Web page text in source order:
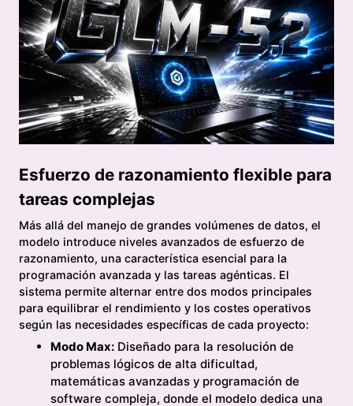
Esfuerzo de razonamiento flexible para
tareas complejas
Más allá del manejo de grandes volúmenes de datos, el
modelo introduce niveles avanzados de esfuerzo de
razonamiento, una característica esencial para la
programación avanzada y las tareas agénticas. El
sistema permite alternar entre dos modos principales
para equilibrar el rendimiento y los costes operativos
según las necesidades específicas de cada proyecto:
Modo Max: Diseñado para la resolución de
problemas lógicos de alta dificultad,
matemáticas avanzadas y programación de
software compleja, donde el modelo dedica una